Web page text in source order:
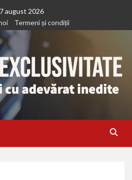
7 august 2026
Termeni și condiții